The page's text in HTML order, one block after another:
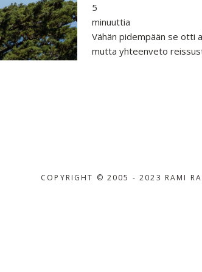
5
minuuttia
Vähän pidempään se otti
mutta yhteenveto
COPYRIGHT © 2005 - 2023 RAMI